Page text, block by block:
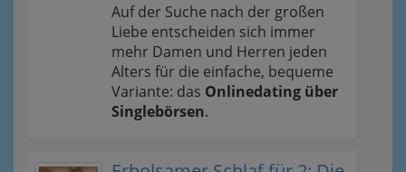
Auf der Suche nach der großen
Liebe entscheiden sich immer
mehr Damen und Herren jeden
Alters für die einfache, bequeme
Variante: das Onlinedating über
Singlebörsen.